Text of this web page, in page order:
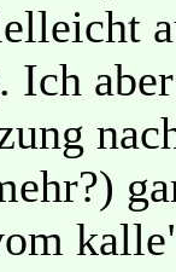
Ich